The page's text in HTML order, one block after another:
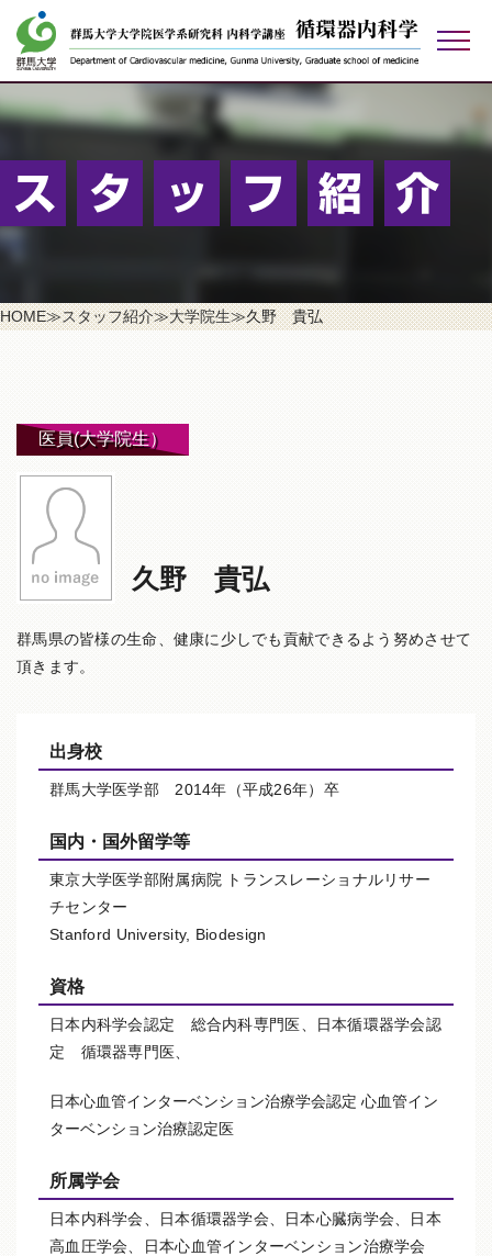
アクセス お問い合わせ
リンク
ご寄付のお願い
HOME≫スタッフ紹介≫大学院生≫久野 貴弘
医員(大学院生）
久野 貴弘
群馬県の皆様の生命、健康に少しでも貢献できるよう努めさせて
頂きます。
出身校
群馬大学医学部 2014年（平成26年）卒
国内・国外留学等
東京大学医学部附属病院 トランスレーショナルリサー
チセンター
Stanford University, Biodesign
資格
日本内科学会認定 総合内科専門医 、日本循環器学会認
定 循環器専門医、
日本心血管インターベンション治療学会認定 心血管イン
ターベンション治療認定医
所属学会
日本内科学会、日本循環器学会、日本心臓病学会、 日本
高血圧学会、日本心血管インターベンション治療学会